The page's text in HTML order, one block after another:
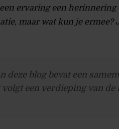
ervaring een herinnering
maar wat kun je ermee?
deze blog bevat een
volgt een verdieping van de